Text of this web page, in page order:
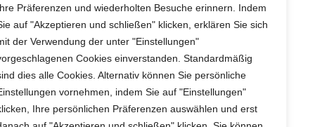
Präferenzen und wiederholten Besuche erinnern. Indem
auf "Akzeptieren und schließen" klicken, erklären Sie sich
der Verwendung der unter "Einstellungen"
Cookies einverstanden. Standardmäßig
dies alle Cookies. Alternativ können Sie persönliche
vornehmen, indem Sie auf "Einstellungen"
Ihre persönlichen Präferenzen auswählen und erst